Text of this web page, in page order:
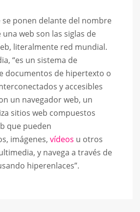
se ponen delante del nombre
web son las siglas de
literalmente red mundial.
“es un sistema de
documentos de hipertexto o
y accesibles
un navegador web, un
sitios web compuestos
que pueden
imágenes, vídeos u otros
y navega a través de
hiperenlaces”.